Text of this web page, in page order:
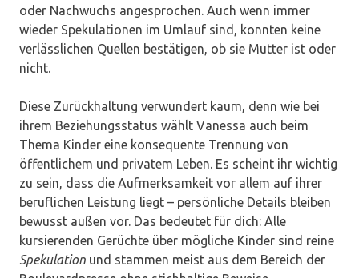
oder Nachwuchs angesprochen. Auch wenn immer
wieder Spekulationen im Umlauf sind, konnten keine
verlässlichen Quellen bestätigen, ob sie Mutter ist oder
nicht.
Diese Zurückhaltung verwundert kaum, denn wie bei
ihrem Beziehungsstatus wählt Vanessa auch beim
Thema Kinder eine konsequente Trennung von
öffentlichem und privatem Leben. Es scheint ihr wichtig
zu sein, dass die Aufmerksamkeit vor allem auf ihrer
beruflichen Leistung liegt – persönliche Details bleiben
bewusst außen vor. Das bedeutet für dich: Alle
kursierenden Gerüchte über mögliche Kinder sind reine
Spekulation und stammen meist aus dem Bereich der